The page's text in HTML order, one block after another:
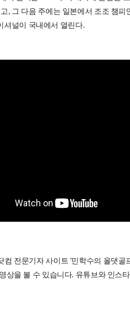
, 그 다음 주에는 일본에서 조조 챔
셔널이 국내에서 열린다.
컴 전문기자 사이트 '민학수의 올댓골
상을 볼 수 있습니다. 유튜브와 인스